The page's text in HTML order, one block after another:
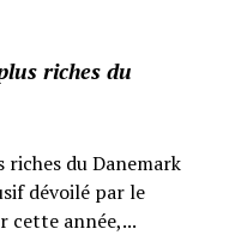
riches du
riches du Danemark
dévoilé par le
cette année,...